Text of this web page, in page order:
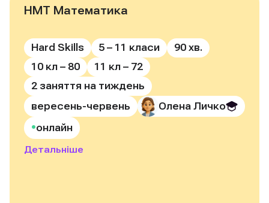
Записатись на курс
НМТ Математика
Hard Skills 5 – 11 класи
90 хв.
10 кл – 80
11 кл – 72
2 заняття на тиждень
вересень-червень
Олена Личко
•онлайн
Детальніше